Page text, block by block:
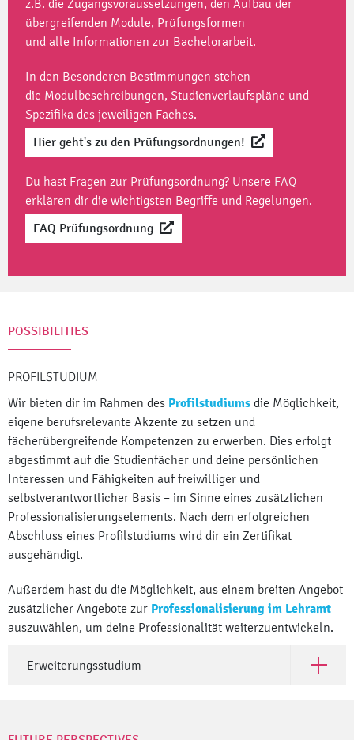
z.B. die Zugangsvoraussetzungen, den Aufbau der
übergreifenden Module, Prüfungsformen
und alle Informationen zur Bachelorarbeit.
In den Besonderen Bestimmungen stehen
die Modulbeschreibungen, Studienverlaufspläne und
Spezifika des jeweiligen Faches.
Hier geht's zu den Prüfungsordnungen!
Du hast Fragen zur Prüfungsordnung? Unsere FAQ
erklären dir die wichtigsten Begriffe und Regelungen.
FAQ Prüfungsordnung
POSSIBILITIES
PROFILSTUDIUM
Wir bieten dir im Rahmen des Profilstudiums die Möglichkeit,
eigene berufsrelevante Akzente zu setzen und
fächerübergreifende Kompetenzen zu erwerben. Dies erfolgt
abgestimmt auf die Studienfächer und deine persönlichen
Interessen und Fähigkeiten auf freiwilliger und
selbstverantwortlicher Basis – im Sinne eines zusätzlichen
Professionalisierungselements. Nach dem erfolgreichen
Abschluss eines Profilstudiums wird dir ein Zertifikat
ausgehändigt.
Außerdem hast du die Möglichkeit, aus einem breiten Angebot
zusätzlicher Angebote zur Professionalisierung im Lehramt
auszuwählen, um deine Professionalität weiterzuentwickeln.
Erweiterungsstudium Open